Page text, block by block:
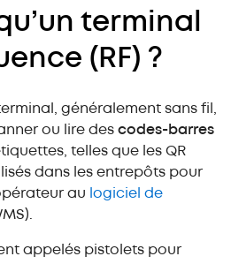
terminal
(RF) ?
généralement sans fil,
ou lire des codes-barres
telles que les QR
dans les entrepôts pour
au
logiciel de
appelés pistolets pour